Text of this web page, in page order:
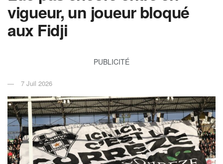
vigueur, un joueur bloqué
aux Fidji
PUBLICITÉ
7 Juil 2026